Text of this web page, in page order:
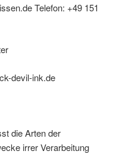
Telefon: +49 151
devil-ink.de
die Arten der
irrer Verarbeitung